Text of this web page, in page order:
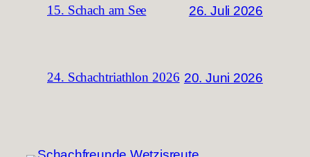
15. Schach am See 26. Juli 2026
24. Schachtriathlon 2026 20. Juni 2026